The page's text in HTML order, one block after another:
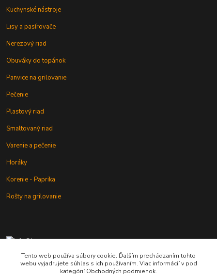
Kuchynské nástroje
Lisy a pasírovače
Nerezový riad
Obuváky do topánok
Panvice na grilovanie
Pečenie
Plastový riad
Smaltovaný riad
Varenie a pečenie
Horáky
Korenie - Paprika
Rošty na grilovanie
+421 902 212 007
od 8:00 - do 16:00 hod
Tento web používa súbory cookie. Ďalším prechádzaním tohto
webu vyjadrujete súhlas s ich používaním. Viac informácií v pod
kategórií Obchodných podmienok.